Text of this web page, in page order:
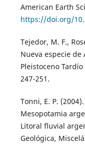
American Earth
https://doi.org/
Tejedor, M. F.,
Nueva especie
Pleistoceno
247-251.
Tonni, E. P.
Mesopotamia
Litoral fluvial
Geológica,